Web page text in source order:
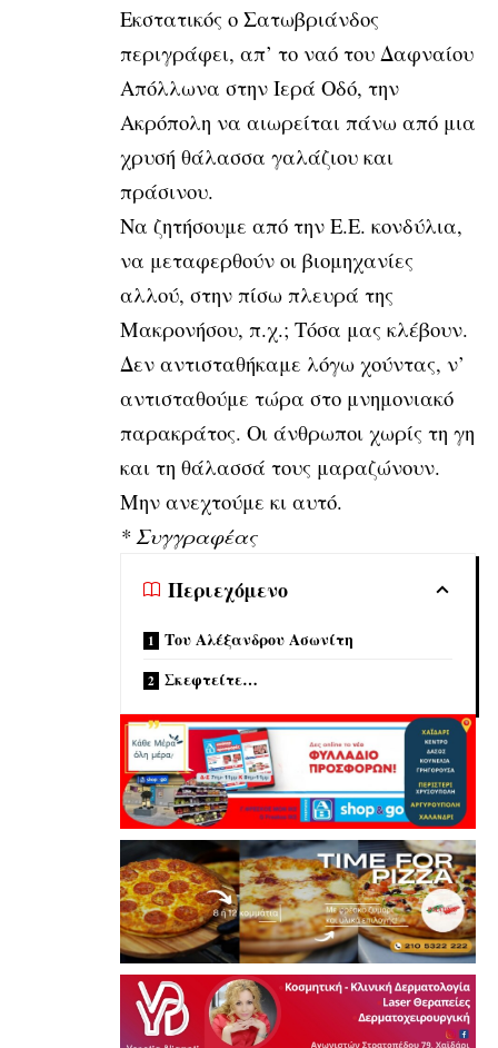
Εκστατικός ο Σατωβριάνδος
περιγράφει, απ’ το ναό του Δαφναίου
Απόλλωνα στην Ιερά Οδό, την
Ακρόπολη να αιωρείται πάνω από μια
χρυσή θάλασσα γαλάζιου και
πράσινου.
Να ζητήσουμε από την Ε.Ε. κονδύλια,
να μεταφερθούν οι βιομηχανίες
αλλού, στην πίσω πλευρά της
Μακρονήσου, π.χ.; Τόσα μας κλέβουν.
Δεν αντισταθήκαμε λόγω χούντας, ν’
αντισταθούμε τώρα στο μνημονιακό
παρακράτος. Οι άνθρωποι χωρίς τη γη
και τη θάλασσά τους μαραζώνουν.
Μην ανεχτούμε κι αυτό.
* Συγγραφέας
Περιεχόμενο
Του Αλέξανδρου Ασωνίτη
Σκεφτείτε…